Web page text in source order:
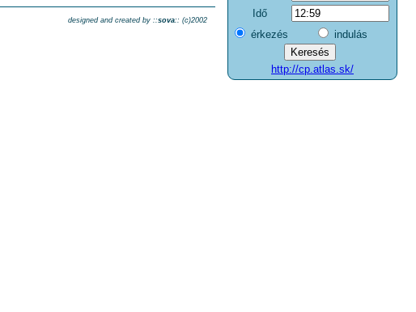
designed and created by ::sova:: (c)2002
Idő
érkezés
indulás
http://cp.atlas.sk/